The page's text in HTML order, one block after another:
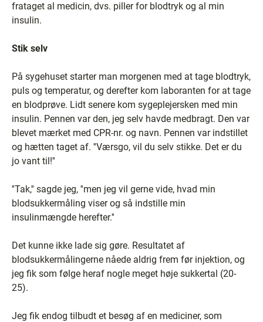
frataget al medicin, dvs. piller for blodtryk og al min
insulin.
Stik selv
På sygehuset starter man morgenen med at tage blodtryk,
puls og temperatur, og derefter kom laboranten for at tage
en blodprøve. Lidt senere kom sygeplejersken med min
insulin. Pennen var den, jeg selv havde medbragt. Den var
blevet mærket med CPR-nr. og navn. Pennen var indstillet
og hætten taget af. ''Værsgo, vil du selv stikke. Det er du
jo vant til!''
''Tak,'' sagde jeg, ''men jeg vil gerne vide, hvad min
blodsukkermåling viser og så indstille min
insulinmængde herefter.''
Det kunne ikke lade sig gøre. Resultatet af
blodsukkermålingerne nåede aldrig frem før injektion, og
jeg fik som følge heraf nogle meget høje sukkertal (20-
25).
Jeg fik endog tilbudt et besøg af en mediciner, som